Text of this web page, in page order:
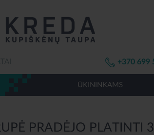
+370 699
ŪKININKAMS
PRADĖJO PLATINTI